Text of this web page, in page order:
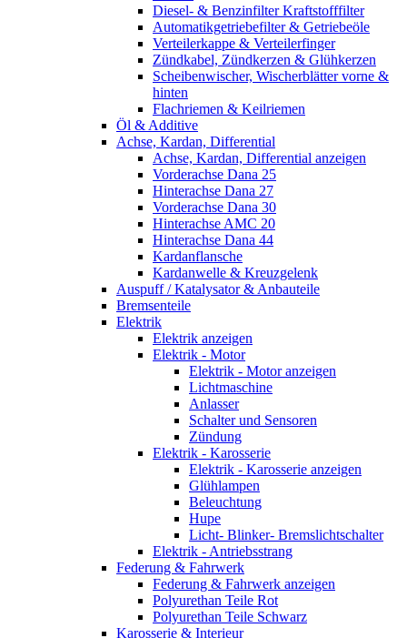
Diesel- & Benzinfilter Kraftstofffilter
Automatikgetriebefilter & Getriebeöle
Verteilerkappe & Verteilerfinger
Zündkabel, Zündkerzen & Glühkerzen
Scheibenwischer, Wischerblätter vorne &
hinten
Flachriemen & Keilriemen
Öl & Additive
Achse, Kardan, Differential
Achse, Kardan, Differential anzeigen
Vorderachse Dana 25
Hinterachse Dana 27
Vorderachse Dana 30
Hinterachse AMC 20
Hinterachse Dana 44
Kardanflansche
Kardanwelle & Kreuzgelenk
Auspuff / Katalysator & Anbauteile
Bremsenteile
Elektrik
Elektrik anzeigen
Elektrik - Motor
Elektrik - Motor anzeigen
Lichtmaschine
Anlasser
Schalter und Sensoren
Zündung
Elektrik - Karosserie
Elektrik - Karosserie anzeigen
Glühlampen
Beleuchtung
Hupe
Licht- Blinker- Bremslichtschalter
Elektrik - Antriebsstrang
Federung & Fahrwerk
Federung & Fahrwerk anzeigen
Polyurethan Teile Rot
Polyurethan Teile Schwarz
Karosserie & Interieur